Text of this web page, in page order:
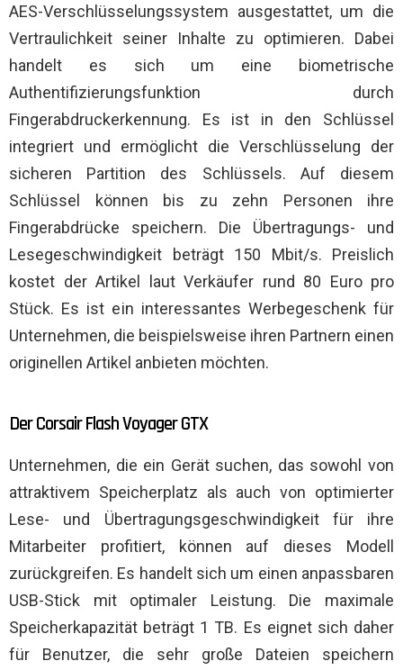
AES-Verschlüsselungssystem ausgestattet, um die
Vertraulichkeit seiner Inhalte zu optimieren. Dabei
handelt es sich um eine biometrische
Authentifizierungsfunktion durch
Fingerabdruckerkennung. Es ist in den Schlüssel
integriert und ermöglicht die Verschlüsselung der
sicheren Partition des Schlüssels. Auf diesem
Schlüssel können bis zu zehn Personen ihre
Fingerabdrücke speichern. Die Übertragungs- und
Lesegeschwindigkeit beträgt 150 Mbit/s. Preislich
kostet der Artikel laut Verkäufer rund 80 Euro pro
Stück. Es ist ein interessantes Werbegeschenk für
Unternehmen, die beispielsweise ihren Partnern einen
originellen Artikel anbieten möchten.
Der Corsair Flash Voyager GTX
Unternehmen, die ein Gerät suchen, das sowohl von
attraktivem Speicherplatz als auch von optimierter
Lese- und Übertragungsgeschwindigkeit für ihre
Mitarbeiter profitiert, können auf dieses Modell
zurückgreifen. Es handelt sich um einen anpassbaren
USB-Stick mit optimaler Leistung. Die maximale
Speicherkapazität beträgt 1 TB. Es eignet sich daher
für Benutzer, die sehr große Dateien speichern